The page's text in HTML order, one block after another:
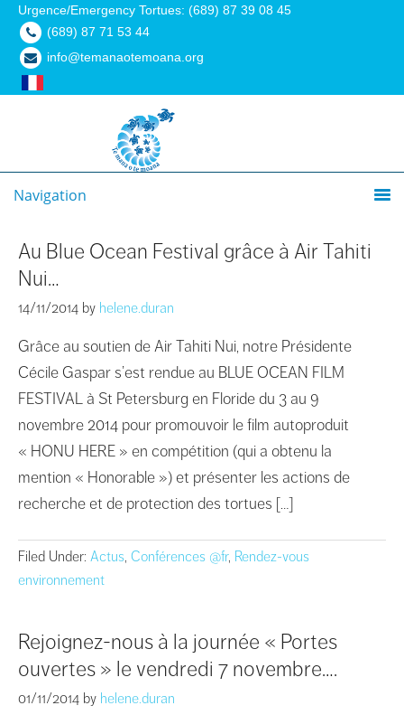
Urgence/Emergency Tortues: (689) 87 39 08 45
(689) 87 71 53 44
info@temanaotemoana.org
Navigation
Au Blue Ocean Festival grâce à Air Tahiti
Nui…
14/11/2014 by helene.duran
Grâce au soutien de Air Tahiti Nui, notre Présidente
Cécile Gaspar s’est rendue au BLUE OCEAN FILM
FESTIVAL à St Petersburg en Floride du 3 au 9
novembre 2014 pour promouvoir le film autoproduit
« HONU HERE » en compétition (qui a obtenu la
mention « Honorable ») et présenter les actions de
recherche et de protection des tortues […]
Filed Under: Actus, Conférences @fr, Rendez-vous
environnement
Rejoignez-nous à la journée « Portes
ouvertes » le vendredi 7 novembre….
01/11/2014 by helene.duran